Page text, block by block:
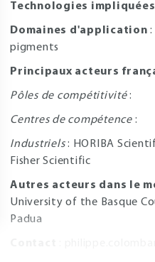
Technologies impliquées
Domaines d'application :
pigments
Principaux acteurs
Pôles de compétitivité:
Centres de compétence:
Industriels: HORIBA
Fisher Scientific
Autres acteurs dans le
University of the Basque
Padua